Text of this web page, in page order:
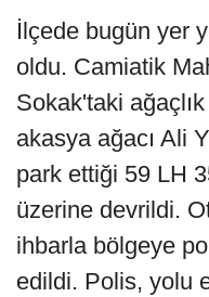
İlçede bugün yer
oldu. Camiatik
Sokak'taki
akasya ağacı Ali
park ettiği 59 LH
üzerine devrildi.
ihbarla bölgeye
edildi. Polis, yolu